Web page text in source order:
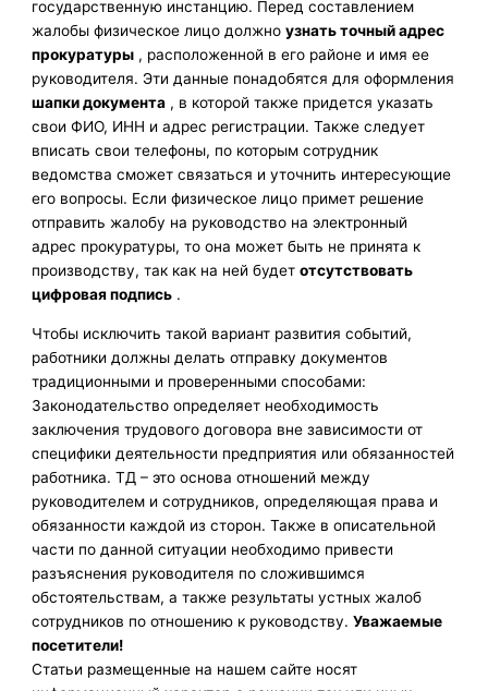
государственную инстанцию. Перед составлением
жалобы физическое лицо должноузнать точный адрес
прокуратуры , расположенной в его районе и имя ее
руководителя. Эти данные понадобятся для оформления
шапки документа , в которой также придется указать
свои ФИО, ИНН и адрес регистрации. Также следует
вписать свои телефоны, по которым сотрудник
ведомства сможет связаться и уточнить интересующие
его вопросы. Если физическое лицо примет решение
отправить жалобу на руководство на электронный
адрес прокуратуры, то она может быть не принята к
производству, так как на ней будетотсутствовать
цифровая подпись .
Чтобы исключить такой вариант развития событий,
работники должны делать отправку документов
традиционными и проверенными способами:
Законодательство определяет необходимость
заключения трудового договора вне зависимости от
специфики деятельности предприятия или обязанностей
работника. ТД – это основа отношений между
руководителем и сотрудников, определяющая права и
обязанности каждой из сторон. Также в описательной
части по данной ситуации необходимо привести
разъяснения руководителя по сложившимся
обстоятельствам, а также результаты устных жалоб
сотрудников по отношению к руководству.Уважаемые
посетители!
Статьи размещенные на нашем сайте носят